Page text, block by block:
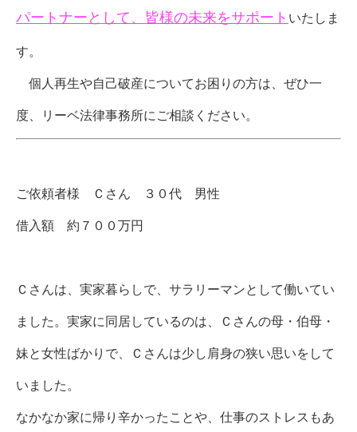
パートナーとして、皆様の未来をサポート いたしま
す。
個人再生や自己破産についてお困りの方は、ぜひ一
度、リーベ法律事務所にご相談ください。
ご依頼者様 Ｃさん ３０代 男性
借入額 約７００万円
Ｃさんは、実家暮らしで、サラリーマンとして働いてい
ました。実家に同居しているのは、Ｃさんの母・伯母・
妹と女性ばかりで、Ｃさんは少し肩身の狭い思いをして
いました。
なかなか家に帰り辛かったことや、仕事のストレスもあ